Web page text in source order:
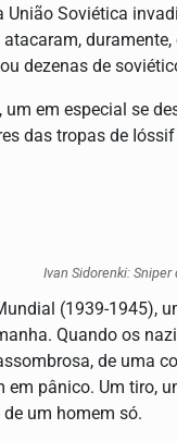
União Soviética
dezenas de
em especial se
das tropas de
Ivan Sidorenki:
(1939-1945),
Quando os
de uma
pânico. Um tiro,
um homem só.